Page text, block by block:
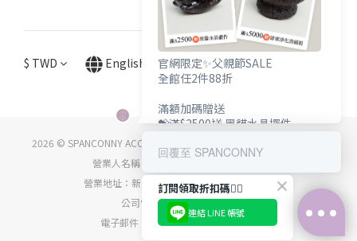
$ TWD English
2026 © SPANCONNY ACCESSORY CO., LTD. ALL RIGHTS RESERVED.
營業人名稱：詩品康妮國際時尚有限公司
營業地址：新北市中和區中正路716號5樓之5
公司電話：(02) 8668-6912
電子郵件：service@spanconny.com
官網限定✨父親節SALE
全館任2件88折
滿額加碼贈送
💝滿$2500送 黑貓水晶擺件
回覆至 SPANCONNY
訂閱領取折扣碼👇🏻
連結 LINE 帳號